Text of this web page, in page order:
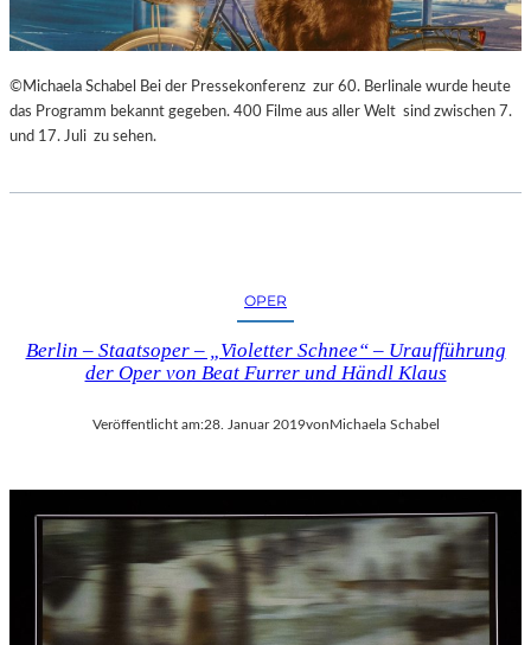
©Michaela Schabel Bei der Pressekonferenz zur 60. Berlinale wurde heute
das Programm bekannt gegeben. 400 Filme aus aller Welt sind zwischen 7.
und 17. Juli zu sehen.
OPER
Berlin – Staatsoper – „Violetter Schnee“ – Uraufführung
der Oper von Beat Furrer und Händl Klaus
Veröffentlicht am:28. Januar 2019von Michaela Schabel